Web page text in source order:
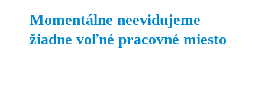
Momentálne neevidujeme
žiadne voľné pracovné miesto